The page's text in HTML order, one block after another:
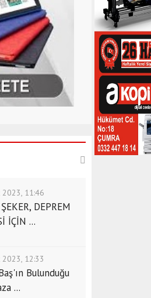
2023, 11:46
DEPREM
İÇİN ...
2023, 12:33
Bulunduğu
...